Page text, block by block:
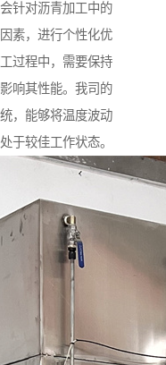
针对沥青加工中的
素，进行个性化优
过程中，需要保持
响其性能。我司的
，能够将温度波动
于较佳工作状态。